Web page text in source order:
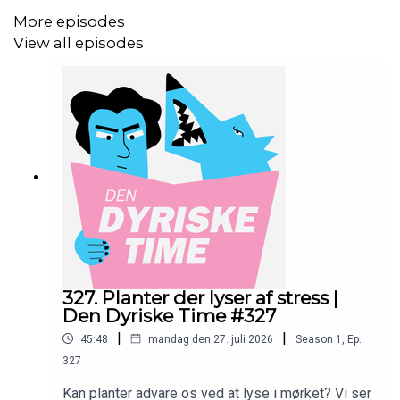
graviditetskvalme?
Vamos – og måske lige tænk over, hvad der ligger i
gryden, specielt hvis det er levende.
Skriv jer op påwww.10er.dk
og støt programmet med en
lille donation, så ville vi være yderst taknemmelige:
https://10er.dk/dendyrisketime
instagram.com/dendyrisketime
instagram.com/kallebkim
More episodes
View all episodes
327. Planter der lyser af stress |
Den Dyriske Time #327
45:48 | mandag den 27. juli 2026 | Season 1
Ep.
327
Kan planter advare os ved at lyse i mørket? Vi ser